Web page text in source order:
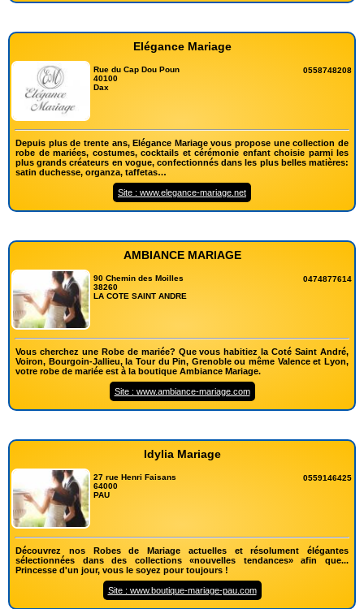
Elégance Mariage
Rue du Cap Dou Poun
40100
Dax
0558748208
Depuis plus de trente ans, Elégance Mariage vous propose une collection de
robe de mariées, costumes, cocktails et cérémonie enfant choisie parmi les
plus grands créateurs en vogue, confectionnés dans les plus belles matières:
satin duchesse, organza, taffetas…
Site : www.elegance-mariage.net
AMBIANCE MARIAGE
90 Chemin des Moilles
38260
LA COTE SAINT ANDRE
0474877614
Vous cherchez une Robe de mariée? Que vous habitiez la Coté Saint André,
Voiron, Bourgoin-Jallieu, la Tour du Pin, Grenoble ou même Valence et Lyon,
votre robe de mariée est à la boutique Ambiance Mariage.
Site : www.ambiance-mariage.com
Idylia Mariage
27 rue Henri Faisans
64000
PAU
0559146425
Découvrez nos Robes de Mariage actuelles et résolument élégantes
sélectionnées dans des collections «nouvelles tendances» afin que...
Princesse d'un jour, vous le soyez pour toujours !
Site : www.boutique-mariage-pau.com